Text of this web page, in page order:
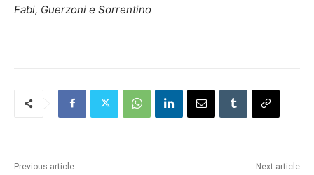
Fabi, Guerzoni e Sorrentino
Previous article Next article